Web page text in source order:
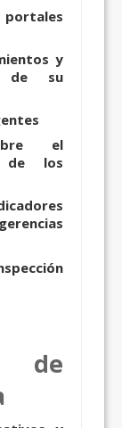
portales
y
de su
el
de los
de